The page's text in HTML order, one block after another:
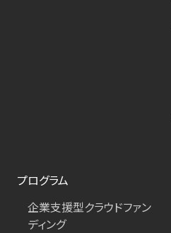
プログラム
企業支援型クラウドファン
ディング